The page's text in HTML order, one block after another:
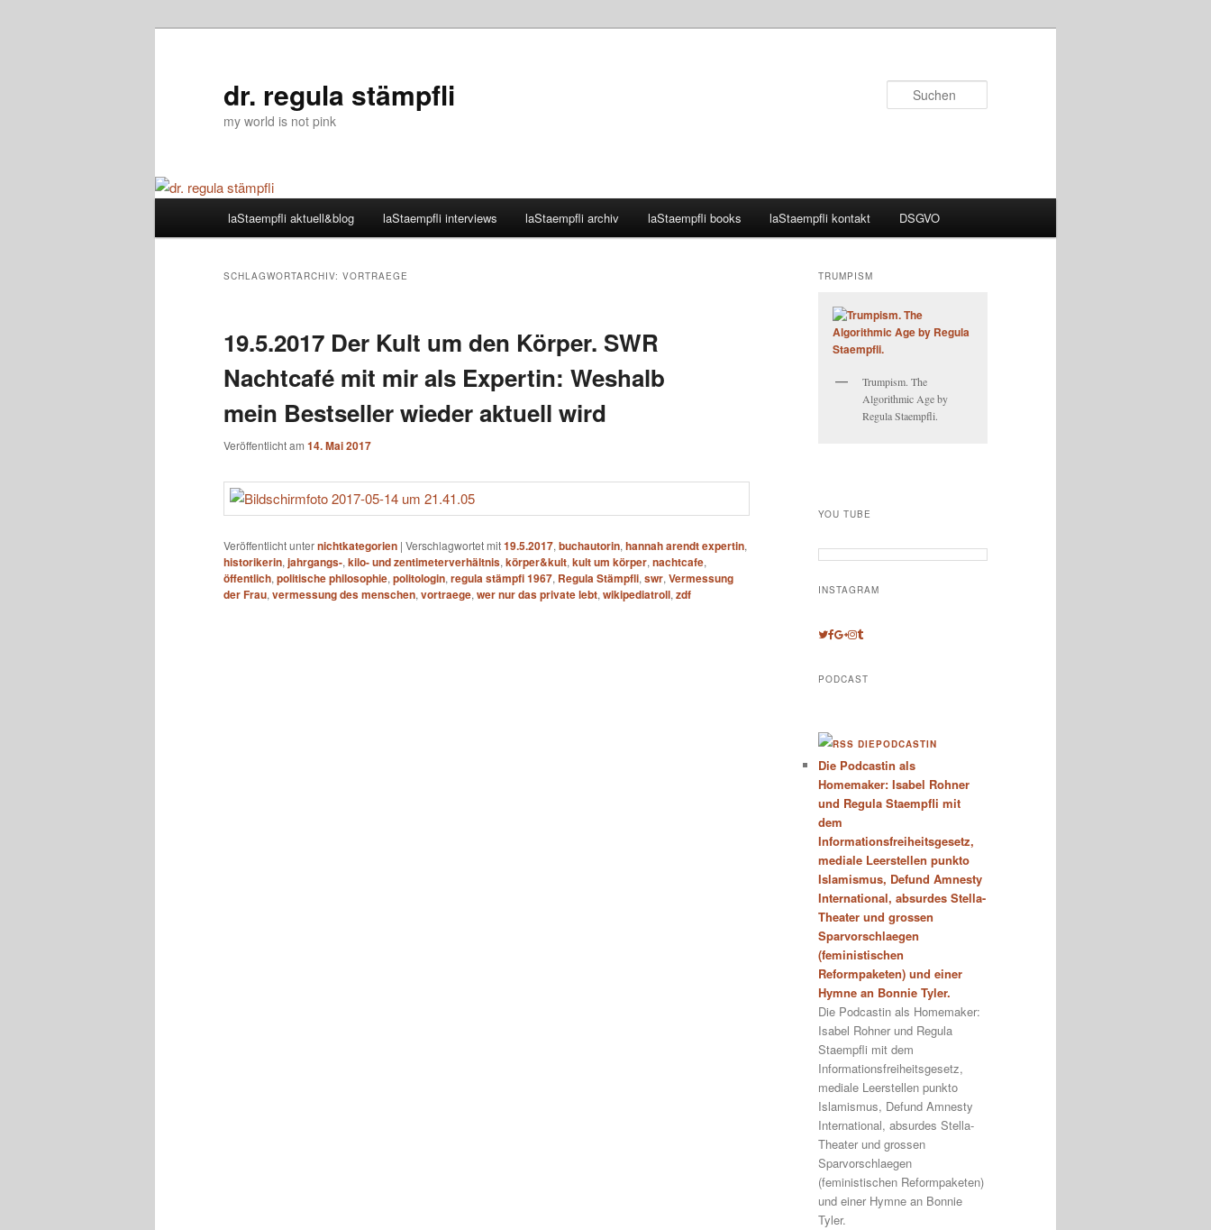
dr. regula stämpfli
my world is not pink
laStaempfli aktuell&blog laStaempfli interviews laStaempfli archiv laStaempfli books laStaempfli kontakt DSGVO
SCHLAGWORTARCHIV: VORTRAEGE
19.5.2017 Der Kult um den Körper. SWR
Nachtcafé mit mir als Expertin: Weshalb
mein Bestseller wieder aktuell wird
Veröffentlicht am 14. Mai 2017
Veröffentlicht unternichtkategorien | Verschlagwortet mit19.5.2017, buchautorin, hannah arendt expertin,
historikerin, jahrgangs-, kilo- und zentimeterverhältnis, körper&kult, kult um körper, nachtcafe,
öffentlich, politische philosophie, politologin, regula stämpfi 1967, Regula Stämpfli, swr, Vermessung
der Frau, vermessung des menschen, vortraege, wer nur das private lebt, wikipediatroll, zdf
TRUMPISM
Trumpism. The
Algorithmic Age by
Regula Staempfli.
YOU TUBE
INSTAGRAM
PODCAST
DIEPODCASTIN
Die Podcastin als
Homemaker: Isabel Rohner
und Regula Staempfli mit
dem
Informationsfreiheitsgesetz,
mediale Leerstellen punkto
Islamismus, Defund Amnesty
International, absurdes Stella-
Theater und grossen
Sparvorschlaegen
(feministischen
Reformpaketen) und einer
Hymne an Bonnie Tyler.
Die Podcastin als Homemaker:
Isabel Rohner und Regula
Staempfli mit dem
Informationsfreiheitsgesetz,
mediale Leerstellen punkto
Islamismus, Defund Amnesty
International, absurdes Stella-
Theater und grossen
Sparvorschlaegen
(feministischen Reformpaketen)
und einer Hymne an Bonnie
Tyler.